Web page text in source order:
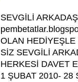
SEVGİLİ
OLAN
SİZ SEVGİLİ
HERKESİ DAVET
1 ŞUBAT 2010- 28